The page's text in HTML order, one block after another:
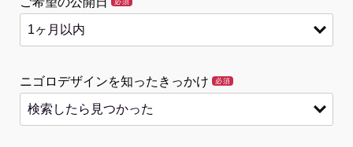
必須
ニゴロデザインを知ったきっかけ 必須